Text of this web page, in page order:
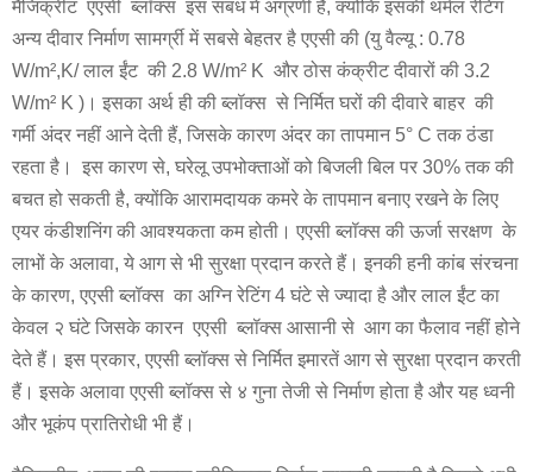
मैजिक्रीट एएसी ब्लॉक्स इस संबंध में अग्रणी हैं, क्योंकि इसकी थर्मल रेटिंग
अन्य दीवार निर्माण सामर्ग्री में सबसे बेहतर है एएसी की (यु वैल्यू : 0.78
W/m²,K/ लाल ईंट की 2.8 W/m² K और ठोस कंक्रीट दीवारों की 3.2
W/m² K )। इसका अर्थ ही की ब्लॉक्स से निर्मित घरों की दीवारे बाहर की
गर्मी अंदर नहीं आने देती हैं, जिसके कारण अंदर का तापमान 5° C तक ठंडा
रहता है। इस कारण से, घरेलू उपभोक्ताओं को बिजली बिल पर 30% तक की
बचत हो सकती है, क्योंकि आरामदायक कमरे के तापमान बनाए रखने के लिए
एयर कंडीशनिंग की आवश्यकता कम होती। एएसी ब्लॉक्स की ऊर्जा सरक्षण के
लाभों के अलावा, ये आग से भी सुरक्षा प्रदान करते हैं। इनकी हनी कांब संरचना
के कारण, एएसी ब्लॉक्स का अग्नि रेटिंग 4 घंटे से ज्यादा है और लाल ईंट का
केवल २ घंटे जिसके कारन एएसी ब्लॉक्स आसानी से आग का फैलाव नहीं होने
देते हैं। इस प्रकार, एएसी ब्लॉक्स से निर्मित इमारतें आग से सुरक्षा प्रदान करती
हैं। इसके अलावा एएसी ब्लॉक्स से ४ गुना तेजी से निर्माण होता है और यह ध्वनी
और भूकंप प्रातिरोधी भी हैं।